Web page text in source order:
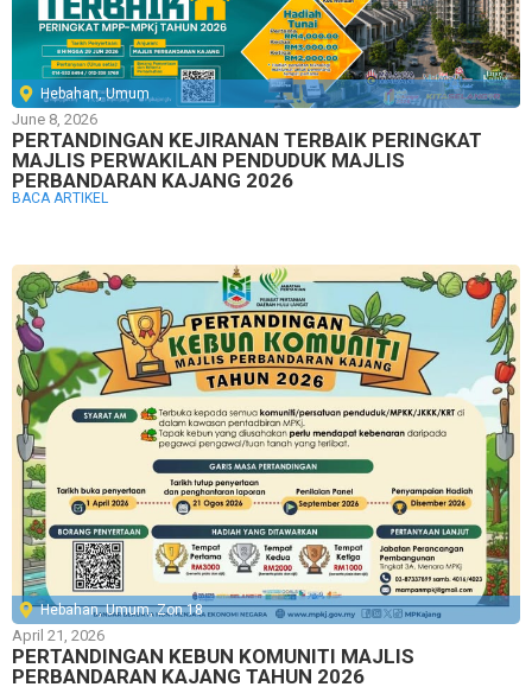
Hebahan,Umum
June 8, 2026
PERTANDINGAN KEJIRANAN TERBAIK PERINGKAT
MAJLIS PERWAKILAN PENDUDUK MAJLIS
PERBANDARAN KAJANG 2026
BACA ARTIKEL
Hebahan,Umum,Zon 18
April 21, 2026
PERTANDINGAN KEBUN KOMUNITI MAJLIS
PERBANDARAN KAJANG TAHUN 2026